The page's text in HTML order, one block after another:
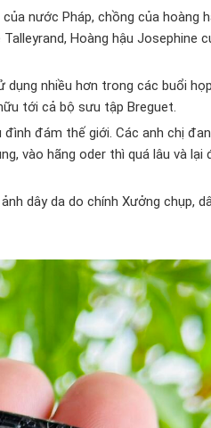
nước Pháp, chồng của hoàng
Hoàng hậu Josephine
nhiều hơn trong các buổi
tới cả bộ sưu tập Breguet.
đám thế giới. Các anh chị
vào hãng oder thì quá lâu và lại
dây da do chính Xưởng chụp,